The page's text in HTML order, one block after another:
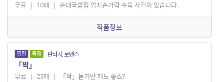
무료 | 10매 | 순대국밥집 엄지손가락 수육 사건이 있습니다.
작품정보
엽편 독점 판타지, 로맨스
「짝」
무료 | 23매 | 「짝」듣기만 해도 좋죠?